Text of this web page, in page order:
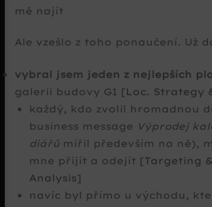
mě najít
Ale vzešlo z toho ponaučení. Už
vybral jsem jeden z nejlepších
galerii budovy G1 [Loc. Strategy
každý, kdo zvolil hromadnou
business message Výprodej
diářůmířil především na ně),
mne přijít a odejít [Targeting
Analysis]
navíc byl přímo u východu,